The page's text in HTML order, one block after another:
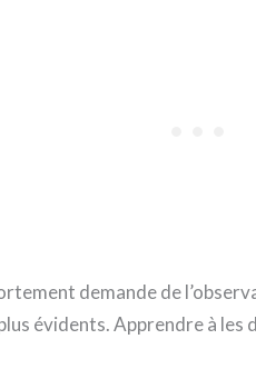
demande de
évidents. Apprendre à